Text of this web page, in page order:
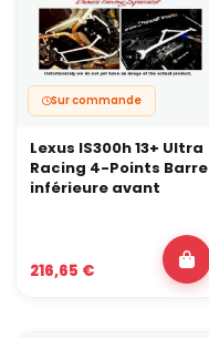
Sur commande
Lexus IS300h 13+ Ultra
Racing 4-Points Barre
inférieure avant
216,65 €